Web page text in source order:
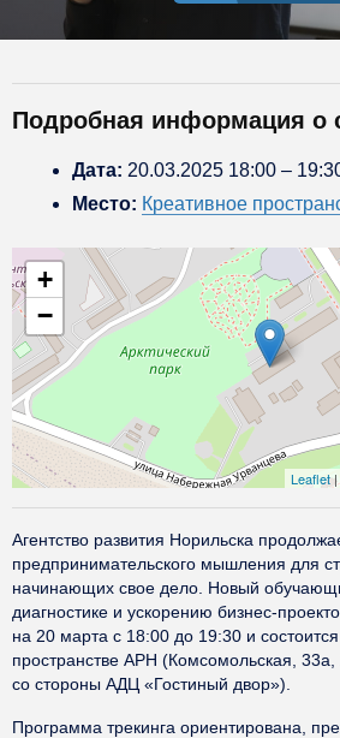
Подробная информация о
Дата: 20.03.2025 18:00 –
Место: Креативное
+
−
Leaflet|
Агентство развития Норильска
предпринимательского мышления для
начинающих свое дело. Новый
диагностике и ускорению бизнес-
на 20 марта с 18:00 до 19:30 и
пространстве АРН (Комсомольская, 33а,
со стороны АДЦ «Гостиный двор»).
Программа трекинга ориентирована,